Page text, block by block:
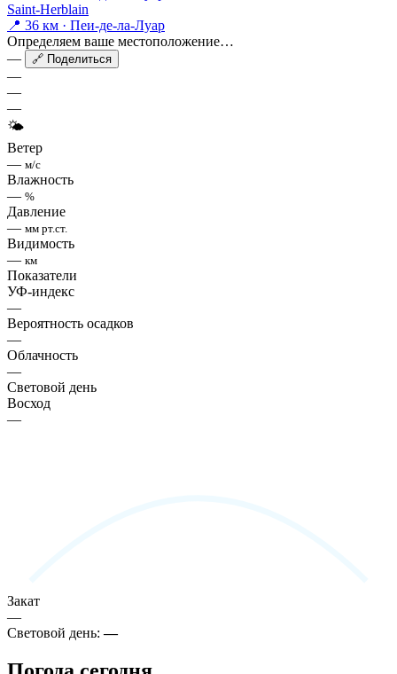
Saint-Herblain
📍 36 км · Пеи-де-ла-Луар
Определяем ваше местоположение…
—
🔗 Поделиться
—
—
—
🌤
Ветер
— м/с
Влажность
— %
Давление
— мм рт.ст.
Видимость
— км
Показатели
УФ-индекс
—
Вероятность осадков
—
Облачность
—
Световой день
Восход
—
Закат
—
Световой день:—